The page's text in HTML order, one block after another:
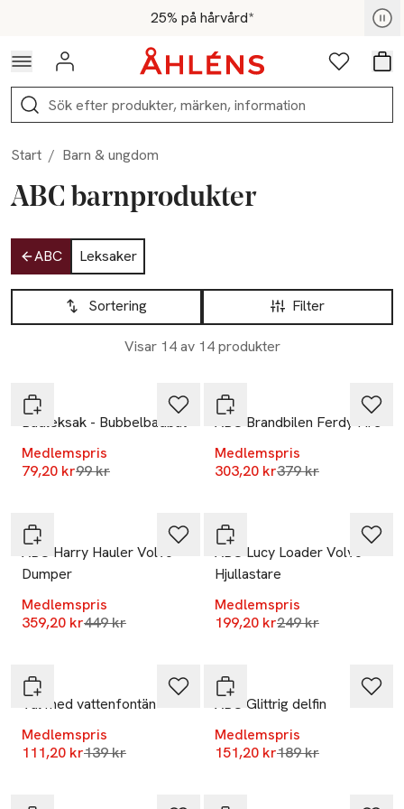
Hoppa till navigationsmenyn25% på hårvård*
För medlemmar - Shoppa nu
Logga in Favoriter
Sök
Start / Barn & ungdom
ABC barnprodukter
Hoppa till produktsidan
ABC
Leksaker
Hoppa till produktsidan
Filter
Sortering
Visar 14 av 14 produkter
Lista över produkter
ABC
Badleksak - Bubbelbadbåt
Medlemspris
79,20 krLägsta pris 30 dagar
99 kr
-20%
ABC
ABC Brandbilen Ferdy Fire
Medlemspris
303,20 krLägsta pris 30
379 kr
-20%
ABC
ABC Harry Hauler Volvo
Dumper
Medlemspris
359,20 krLägsta pris 30 dagar
449 kr
-20%
ABC
ABC Lucy Loader Volvo
Hjullastare
Medlemspris
199,20 krLägsta pris 30
249 kr
-20%
ABC
Val med vattenfontän
Medlemspris
111,20 krLägsta pris 30 dagar
139 kr
-20%
ABC
ABC Glittrig delfin
Medlemspris
151,20 krLägsta pris 30
189 kr
-20%